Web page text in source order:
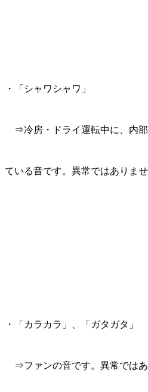
・「シャワシャワ」
⇒冷房・ドライ運転中に、内部
ている音です。 異常ではありませ
・「カラカラ」、「ガタガタ」
⇒ファンの音です。異常ではあ